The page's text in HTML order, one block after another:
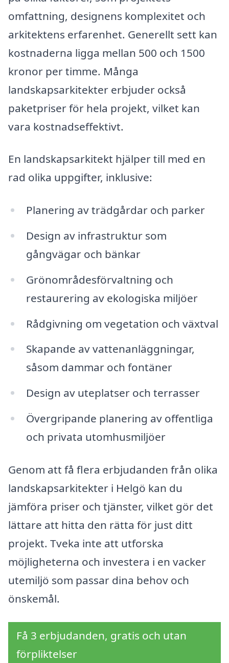
omfattning, designens komplexitet och
arkitektens erfarenhet. Generellt sett kan
kostnaderna ligga mellan 500 och 1500
kronor per timme. Många
landskapsarkitekter erbjuder också
paketpriser för hela projekt, vilket kan
vara kostnadseffektivt.
En landskapsarkitekt hjälper till med en
rad olika uppgifter, inklusive:
Planering av trädgårdar och parker
Design av infrastruktur som
gångvägar och bänkar
Grönområdesförvaltning och
restaurering av ekologiska miljöer
Rådgivning om vegetation och växtval
Skapande av vattenanläggningar,
såsom dammar och fontäner
Design av uteplatser och terrasser
Övergripande planering av offentliga
och privata utomhusmiljöer
Genom att få flera erbjudanden från olika
landskapsarkitekter i Helgö kan du
jämföra priser och tjänster, vilket gör det
lättare att hitta den rätta för just ditt
projekt. Tveka inte att utforska
möjligheterna och investera i en vacker
utemiljö som passar dina behov och
önskemål.
Få 3 erbjudanden, gratis och utan
förpliktelser